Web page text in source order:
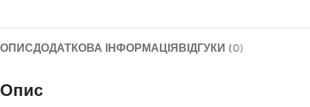
ОПИСДОДАТКОВА ІНФОРМАЦІЯВІДГУКИ (0)
Опис